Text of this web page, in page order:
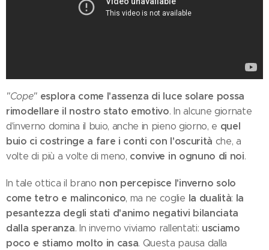
"Cope" esplora come l'assenza di luce solare possa
rimodellare il nostro stato emotivo. In alcune giornate
d'inverno domina il buio, anche in pieno giorno, e quel
buio ci costringe a fare i conti con l'oscurità che, a
volte di più a volte di meno, convive in ognuno di noi.
In tale ottica il brano non percepisce l'inverno solo
come tetro e malinconico, ma ne coglie la dualità: la
pesantezza degli stati d'animo negativi bilanciata
dalla speranza. In inverno viviamo rallentati: usciamo
poco e stiamo molto in casa. Questa pausa dalla